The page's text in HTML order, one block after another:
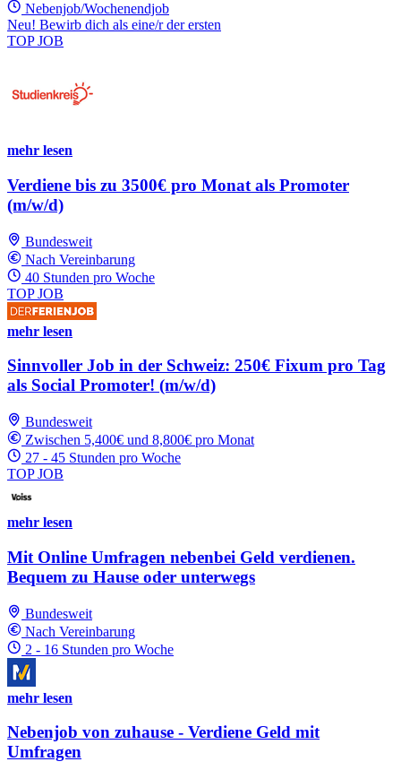
Nebenjob/Wochenendjob
Neu! Bewirb dich als eine/r der ersten
TOP JOB
mehr lesen
Verdiene bis zu 3500€ pro Monat als Promoter
(m/w/d)
Bundesweit
Nach Vereinbarung
40 Stunden pro Woche
TOP JOB
mehr lesen
Sinnvoller Job in der Schweiz: 250€ Fixum pro Tag
als Social Promoter! (m/w/d)
Bundesweit
Zwischen 5,400€ und 8,800€ pro Monat
27 - 45 Stunden pro Woche
TOP JOB
mehr lesen
Mit Online Umfragen nebenbei Geld verdienen.
Bequem zu Hause oder unterwegs
Bundesweit
Nach Vereinbarung
2 - 16 Stunden pro Woche
mehr lesen
Nebenjob von zuhause - Verdiene Geld mit
Umfragen